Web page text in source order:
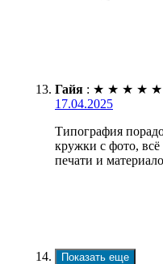
Гайя : ★ ★ ★ ★ ★
17.04.2025
Типография
кружки с фото, всё
печати и
Показать еще